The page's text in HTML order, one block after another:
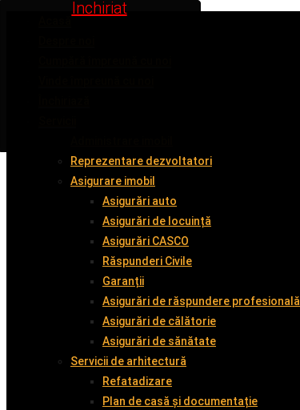
Reprezentare dezvoltatori
Asigurare imobil
Asigurări auto
Asigurări de locuință
Asigurări CASCO
Răspunderi Civile
Garanții
Asigurări de răspundere profesională
Asigurări de călătorie
Asigurări de sănătate
Servicii de arhitectură
Refatadizare
Plan de casă și documentație
Inchiriat
Inchiriat
Inchiriat
Inchiriat
Inchiriat